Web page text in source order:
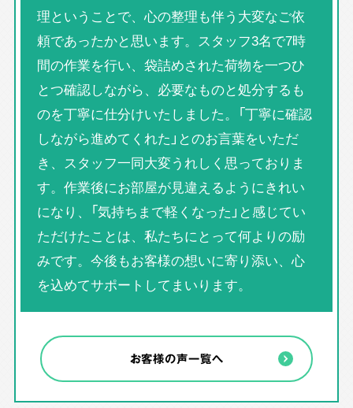
理ということで、心の整理も伴う大変なご依
頼であったかと思います。スタッフ3名で7時
間の作業を行い、袋詰めされた荷物を一つひ
とつ確認しながら、必要なものと処分するも
のを丁寧に仕分けいたしました。「丁寧に確認
しながら進めてくれた」とのお言葉をいただ
き、スタッフ一同大変うれしく思っておりま
す。作業後にお部屋が見違えるようにきれい
になり、「気持ちまで軽くなった」と感じてい
ただけたことは、私たちにとって何よりの励
みです。今後もお客様の想いに寄り添い、心
を込めてサポートしてまいります。
お客様の声一覧へ